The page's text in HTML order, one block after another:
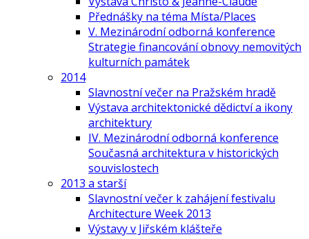
Přednášky na téma Místa/Places
V. Mezinárodní odborná konference
Strategie financování obnovy nemovitých
kulturních památek
2014
Slavnostní večer na Pražském hradě
Výstava architektonické dědictví a ikony
architektury
IV. Mezinárodní odborná konference
Současná architektura v historických
souvislostech
2013 a starší
Slavnostní večer k zahájení festivalu
Architecture Week 2013
Výstavy v Jiřském klášteře